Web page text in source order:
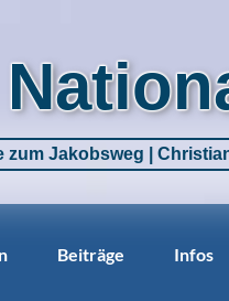
zum Jakobsweg |
Beiträge Infos